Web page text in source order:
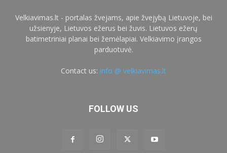
Velkiavimas.lt - portalas žvejams, apie žvejybą Lietuvoje, bei
užsienyje, Lietuvos ežerus bei žuvis. Lietuvos ežerų
batimetriniai planai bei žemėlapiai. Velkiavimo įrangos
parduotuvė.
Contact us: info @ velkiavimas.lt
FOLLOW US